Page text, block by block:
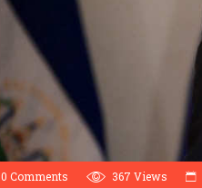
0 Comments 367 Views